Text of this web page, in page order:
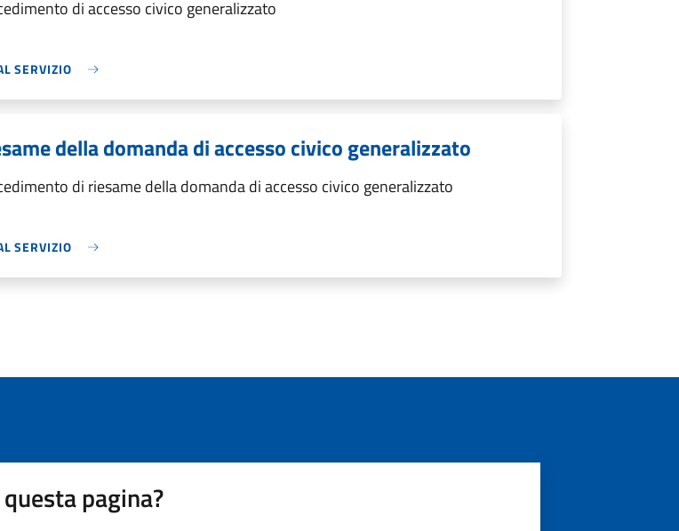
di accesso civico generalizzato
SERVIZIO
della domanda di accesso civico generalizzato
di riesame della domanda di accesso civico generalizzato
SERVIZIO
pagina?